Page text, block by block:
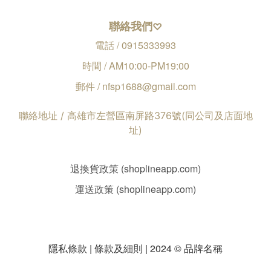
聯絡我們♡
電話 / 0915333993
時間 / AM10:00-PM19:00
郵件 / nfsp1688@gmail.com
聯絡地址 / 高雄市左營區南屏路376號(同公司及店面地
址)
退換貨政策 (shoplineapp.com)
運送政策 (shoplineapp.com)
隱私條款 | 條款及細則 | 2024 © 品牌名稱